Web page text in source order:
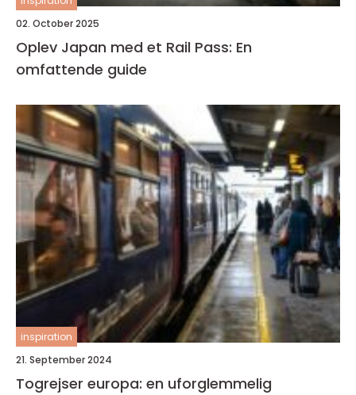
02. October 2025
Oplev Japan med et Rail Pass: En
omfattende guide
inspiration
21. September 2024
Togrejser europa: en uforglemmelig